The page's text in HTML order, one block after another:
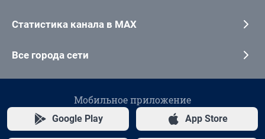
Статистика канала в MAX
Все города сети
Мобильное приложение
Google Play App Store